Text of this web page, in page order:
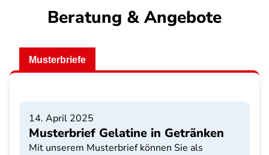
Beratung & Angebote
Musterbriefe
14. April 2025
Musterbrief Gelatine in Getränken
Mit unserem Musterbrief können Sie als